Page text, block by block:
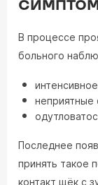
В процессе
больного
неприятные
Последнее
принять такое
контакт щёк с